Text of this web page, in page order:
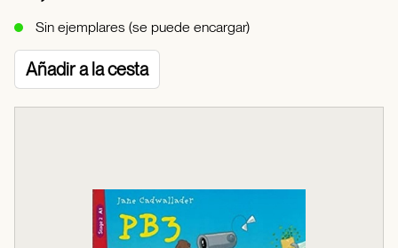
Sin ejemplares (se puede encargar)
Añadir a la cesta